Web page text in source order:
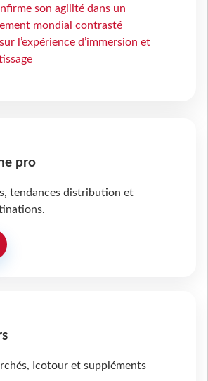
son agilité dans un
mondial contrasté
l’expérience d’immersion et
pro
tendances distribution et
Icotour et suppléments